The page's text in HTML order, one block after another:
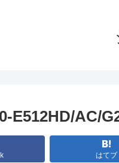
E512HD/AC/
はてブ